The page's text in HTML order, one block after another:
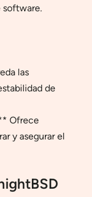
software.
las
de
Ofrece
y asegurar el